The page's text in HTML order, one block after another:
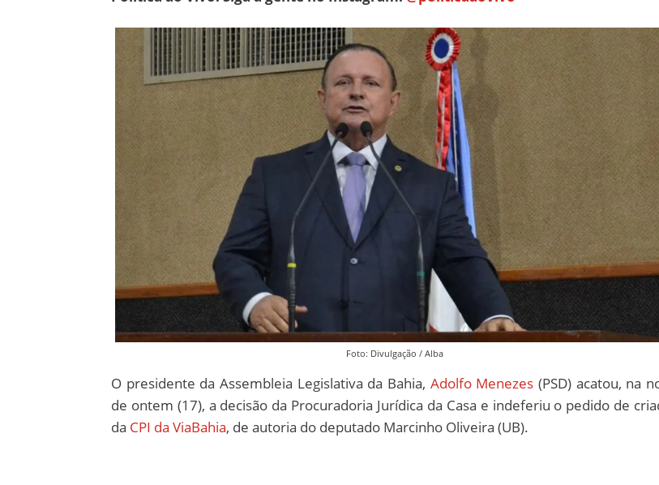
Foto: Divulgação / Alba
O presidente da Assembleia Legislativa da Bahia, Adolfo Menezes (PSD) acatou, na
de ontem (17), a decisão da Procuradoria Jurídica da Casa e indeferiu o pedido de
da CPI da ViaBahia, de autoria do deputado Marcinho Oliveira (UB).